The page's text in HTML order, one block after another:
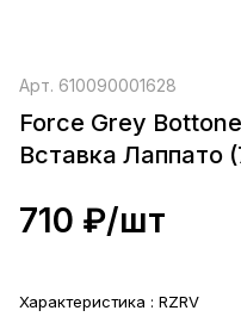
Арт. 610090001628
Force Grey
Вставка Лаппато
710 ₽/шт
Характеристика : RZRV